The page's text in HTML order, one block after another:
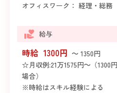
オフィスワーク： 経理・総務
給与
時給 1300円 ～ 1350円
☆月収例:21万1575円～（1300
場合）
※時給はスキル経験による